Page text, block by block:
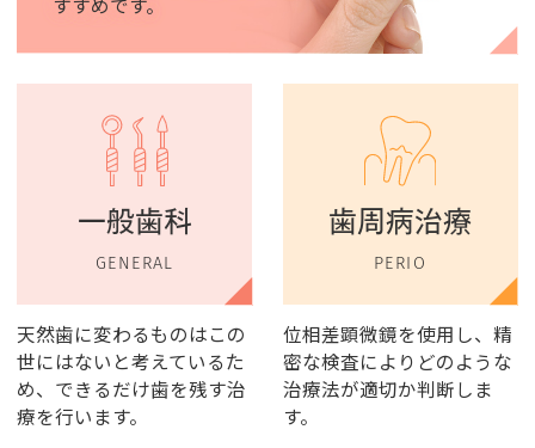
一般歯科
GENERAL
天然歯に変わるものはこの
世にはないと考えているた
め、できるだけ歯を残す治
療を行います。
歯周病治療
PERIO
位相差顕微鏡を使用し、精
密な検査によりどのような
治療法が適切か判断しま
す。